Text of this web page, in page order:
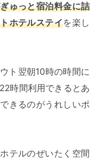
ゅっと宿泊料金に詰
ホテルステイを楽し
ト翌朝10時の時間に
時間利用できるとあ
きるのがうれしいポ
テルのぜいたく空間